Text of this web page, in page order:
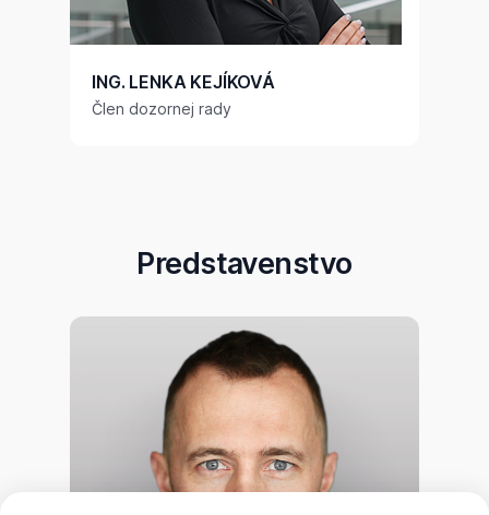
ING. LENKA KEJÍKOVÁ
Člen dozornej rady
Predstavenstvo